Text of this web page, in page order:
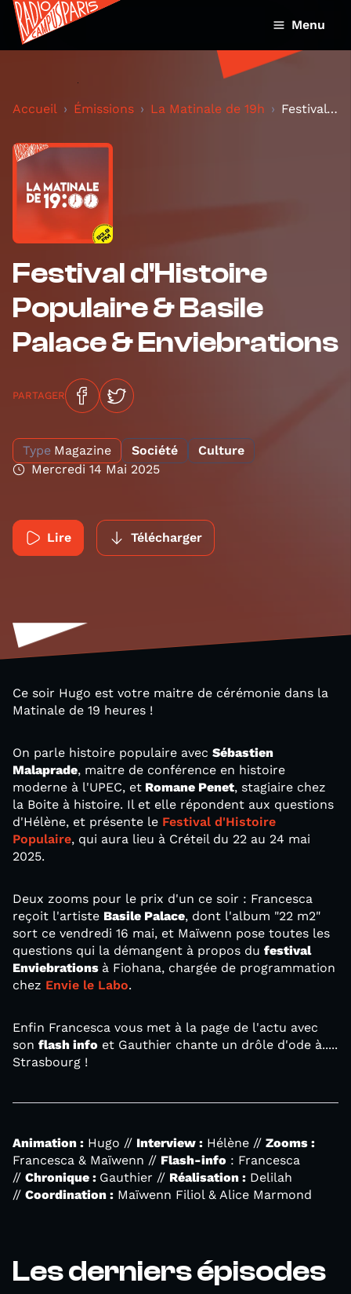
Menu
Accueil Émissions La Matinale de 19h Festival d'Histoire Populaire & Basile Palace & En...
Festival d'Histoire
Populaire & Basile
Palace & Enviebrations
PARTAGER
Type Magazine Société
Culture
Mercredi 14 Mai 2025
Lire Télécharger
Ce soir Hugo est votre maitre de cérémonie dans la
Matinale de 19 heures !
On parle histoire populaire avec Sébastien
Malaprade, maitre de conférence en histoire
moderne à l'UPEC, et Romane Penet, stagiaire chez
la Boite à histoire. Il et elle répondent aux questions
d'Hélène, et présente le Festival d'Histoire
Populaire, qui aura lieu à Créteil du 22 au 24 mai
2025.
Deux zooms pour le prix d'un ce soir : Francesca
reçoit l'artiste Basile Palace, dont l'album "22 m2"
sort ce vendredi 16 mai, et Maïwenn pose toutes les
questions qui la démangent à propos du festival
Enviebrations à Fiohana, chargée de programmation
chez Envie le Labo.
Enfin Francesca vous met à la page de l'actu avec
son flash info et Gauthier chante un drôle d'ode à.....
Strasbourg !
Animation : Hugo // Interview : Hélène // Zooms :
Francesca & Maïwenn // Flash-info : Francesca
// Chronique : Gauthier // Réalisation : Delilah
// Coordination : Maïwenn Filiol & Alice Marmond
Les derniers épisodes